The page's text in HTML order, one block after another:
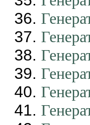
36.
37.
38.
39.
40.
41.